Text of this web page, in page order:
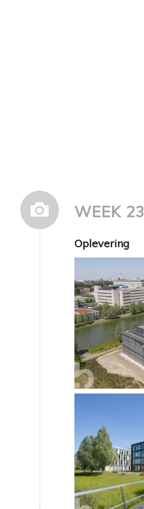
WEEK 23
Oplevering